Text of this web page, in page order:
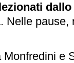
Nelle
e